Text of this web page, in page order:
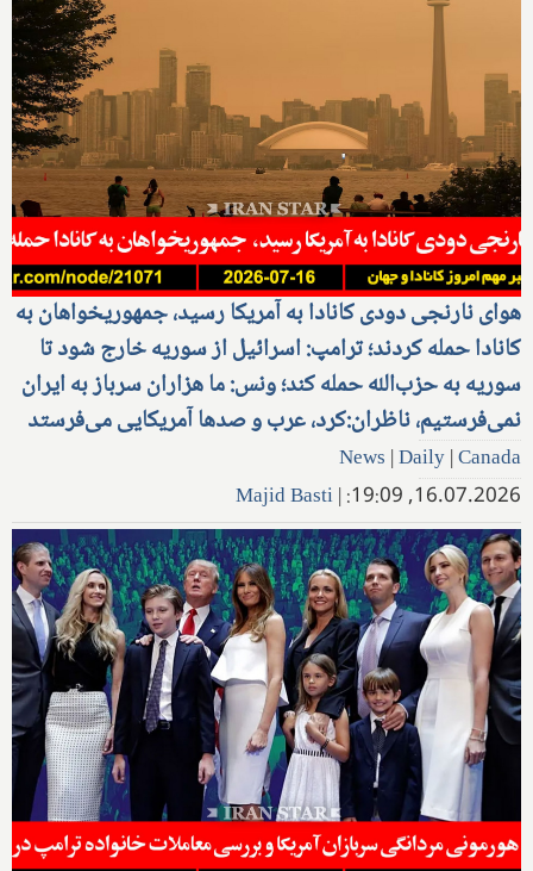
هوای نارنجی دودی کانادا به آمریکا رسید، جمهوریخواهان به
کانادا حمله کردند؛ ترامپ: اسرائیل از سوریه خارج شود تا
سوریه به حزب‌الله حمله کند؛ ونس: ما هزاران سرباز به ایران
نمی‌فرستیم، ناظران:کرد، عرب و صدها آمریکایی می‌فرستد
News |Daily|Canada
16.07.2026, 19:09:
|
Majid Basti